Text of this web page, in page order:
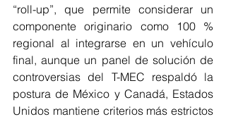
“roll-up”, que permite considerar un
componente originario como 100 %
regional al integrarse en un vehículo
final, aunque un panel de solución de
controversias del T-MEC respaldó la
postura de México y Canadá, Estados
Unidos mantiene criterios más estrictos